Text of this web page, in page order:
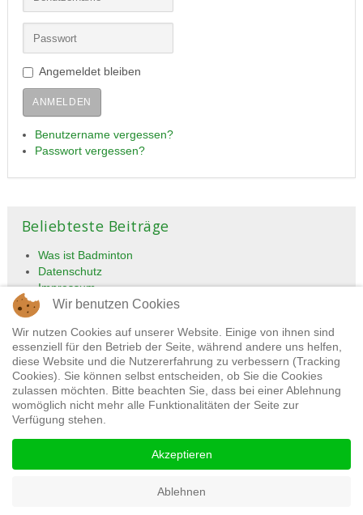
Angemeldet bleiben
ANMELDEN
Benutzername vergessen?
Passwort vergessen?
Beliebteste Beiträge
Was ist Badminton
Datenschutz
Impressum
Tennisclub
Wir benutzen Cookies
Wir nutzen Cookies auf unserer Website. Einige von ihnen sind
essenziell für den Betrieb der Seite, während andere uns helfen,
diese Website und die Nutzererfahrung zu verbessern (Tracking
Cookies). Sie können selbst entscheiden, ob Sie die Cookies
zulassen möchten. Bitte beachten Sie, dass bei einer Ablehnung
womöglich nicht mehr alle Funktionalitäten der Seite zur
Verfügung stehen.
Akzeptieren
Ablehnen